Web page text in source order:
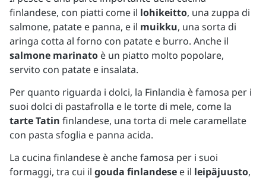
finlandese, con piatti come il lohikeitto, una zuppa di
salmone, patate e panna, e il muikku, una sorta di
aringa cotta al forno con patate e burro. Anche il
salmone marinato è un piatto molto popolare,
servito con patate e insalata.
Per quanto riguarda i dolci, la Finlandia è famosa per i
suoi dolci di pastafrolla e le torte di mele, come la
tarte Tatin finlandese, una torta di mele caramellate
con pasta sfoglia e panna acida.
La cucina finlandese è anche famosa per i suoi
formaggi, tra cui il gouda finlandese e il leipäjuusto,